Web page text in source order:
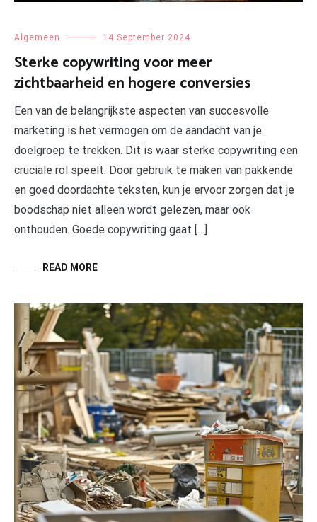
Algemeen 14 September 2024
Sterke copywriting voor meer
zichtbaarheid en hogere conversies
Een van de belangrijkste aspecten van succesvolle
marketing is het vermogen om de aandacht van je
doelgroep te trekken. Dit is waar sterke copywriting een
cruciale rol speelt. Door gebruik te maken van pakkende
en goed doordachte teksten, kun je ervoor zorgen dat je
boodschap niet alleen wordt gelezen, maar ook
onthouden. Goede copywriting gaat […]
READ MORE